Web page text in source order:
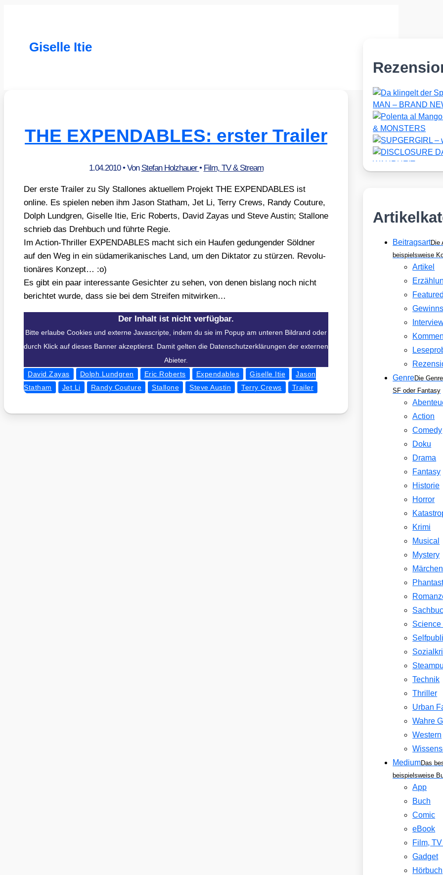
Giselle Itie
THE EXPENDABLES: erster Trailer
1.04.2010• Von Stefan Holzhauer• Film, TV & Stream
Der ers­te Trai­ler zu Sly Stal­lo­nes aktu­el­lem Pro­jekt THE EXPENDABLES ist
online. Es spie­len neben ihm Jason Stat­ham, Jet Li, Ter­ry Crews, Ran­dy Cou­ture,
Dolph Lund­gren, Gisel­le Itie, Eric Roberts, David Zayas und Ste­ve Aus­tin; Stal­lo­ne
schrieb das Dreh­buch und führ­te Regie.
Im Action-Thril­ler EXPENDABLES macht sich ein Hau­fen gedun­gen­der Söld­ner
auf den Weg in ein süd­ame­ri­ka­ni­sches Land, um den Dik­ta­tor zu stür­zen. Revo­lu­
tio­nä­res Kon­zept… :o)
Es gibt ein paar inter­es­san­te Gesich­ter zu sehen, von denen bis­lang noch nicht
berich­tet wur­de, dass sie bei dem Strei­fen mit­wir­ken…
Der Inhalt ist nicht verfügbar.
Bitte erlaube Cookies und externe Javascripte, indem du sie im Popup am unteren Bildrand oder
durch Klick auf dieses Banner akzeptierst. Damit gelten die Datenschutzerklärungen der externen
Abieter.
David Zayas
Dolph Lundgren Eric Roberts Expendables Giselle Itie
Jason
Statham
Jet Li Randy Couture Stallone Steve Austin Terry Crews Trailer
BeitragsartDie
beispielsweise
Artikel
GenreDie
SF oder Fantasy
Action
Comedy
Doku
Drama
Fantasy
Historie
Horror
Krimi
Musical
Mystery
Märchen
Science
Technik
Thriller
Urban
Wahre
Western
MediumDas
beispielsweise
App
Buch
Comic
eBook
Film,
Gadget
Hörbuch